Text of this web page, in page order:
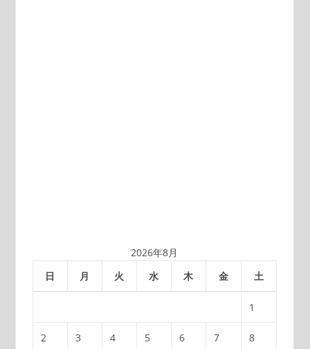
2026年8月
日
月 火 水 木 金 土
1
2 3 4 5 6 7 8